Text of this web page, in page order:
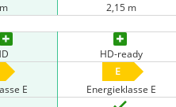
2,15 m
HD-ready
E
E
Energieklasse E